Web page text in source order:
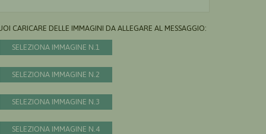
CARICARE DELLE IMMAGINI DA ALLEGARE AL MESSAGGIO:
SELEZIONA IMMAGINE N.1
SELEZIONA IMMAGINE N.2
SELEZIONA IMMAGINE N.3
SELEZIONA IMMAGINE N.4